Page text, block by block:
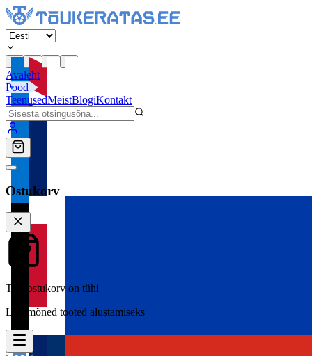
Avaleht
Pood
TeenusedMeistBlogiKontakt
Ostukorv
Teie ostukorv on tühi
Lisa mõned tooted alustamiseks